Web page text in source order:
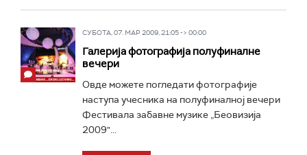
СУБОТА, 07. МАР 2009, 21:05 -> 00:00
Галерија фотографија полуфиналне
вечери
Овде можете погледати фотографије
наступа учесника на полуфиналној вечери
Фестивала забавне музике „Беовизија
2009"...